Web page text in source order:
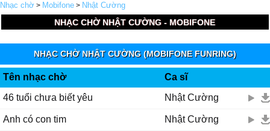
Nhạc chờ > Mobifone > Nhật Cường
NHẠC CHỜ NHẬT CƯỜNG - MOBIFONE
NHẠC CHỜ NHẬT CƯỜNG (MOBIFONE FUNRING)
Tên nhạc chờ
Ca sĩ
46 tuổi chưa biết yêu
Nhật Cường
Anh có con tim Nhật Cường